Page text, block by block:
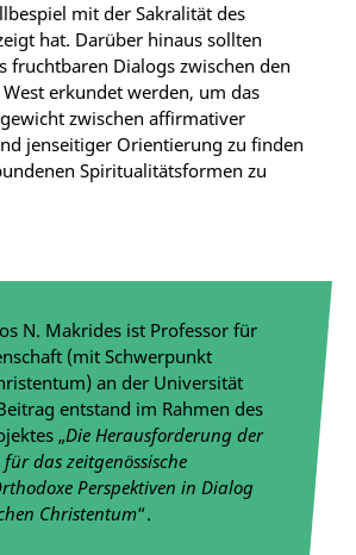
mit der Sakralität des
hat. Darüber hinaus sollten
fruchtbaren Dialogs zwischen den
erkundet werden, um das
zwischen affirmativer
jenseitiger Orientierung zu finden
Spiritualitätsformen zu
N. Makrides ist Professor für
(mit Schwerpunkt
an der Universität
entstand im Rahmen des
„Die Herausforderung der
das zeitgenössische
Perspektiven in Dialog
Christentum“.